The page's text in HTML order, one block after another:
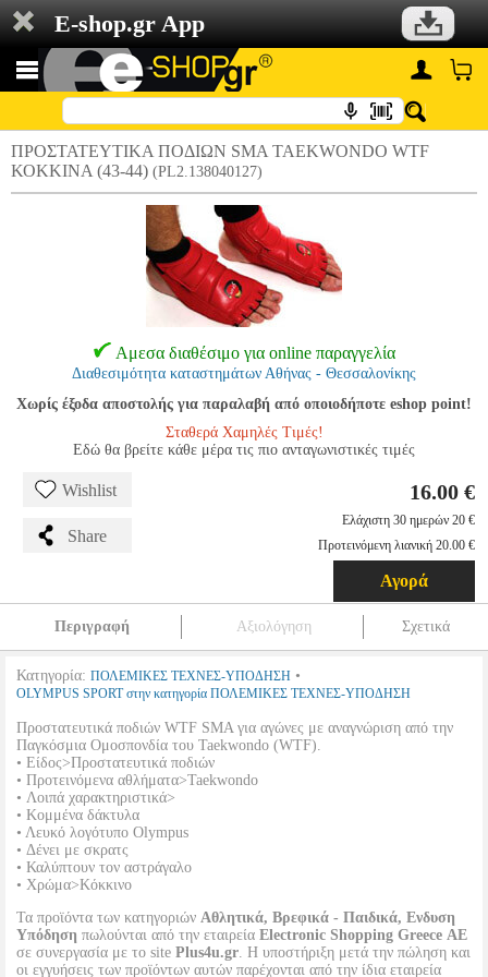
E-shop.gr App
ΠΡΟΣΤΑΤΕΥΤΙΚΑ ΠΟΔΙΩΝ SMA TAEKWONDO WTF
ΚΟΚΚΙΝΑ (43-44) (PL2.138040127)
Αμεσα διαθέσιμο για online παραγγελία
Διαθεσιμότητα καταστημάτων Αθήνας - Θεσσαλονίκης
Χωρίς έξοδα αποστολής για παραλαβή από οποιοδήποτε eshop point!
Σταθερά Χαμηλές Τιμές!
Εδώ θα βρείτε κάθε μέρα τις πιο ανταγωνιστικές τιμές
Wishlist
Share
16.00 €
Ελάχιστη 30 ημερών 20 €
Προτεινόμενη λιανική 20.00 €
Αγορά
Περιγραφή Αξιολόγηση Σχετικά
Κατηγορία: ΠΟΛΕΜΙΚΕΣ ΤΕΧΝΕΣ-ΥΠΟΔΗΣΗ •
OLYMPUS SPORT στην κατηγορία ΠΟΛΕΜΙΚΕΣ ΤΕΧΝΕΣ-ΥΠΟΔΗΣΗ
Προστατευτικά ποδιών WTF SMA για αγώνες με αναγνώριση από την
Παγκόσμια Ομοσπονδία του Taekwondo (WTF).
• Είδος>Προστατευτικά ποδιών
• Προτεινόμενα αθλήματα>Taekwondo
• Λοιπά χαρακτηριστικά>
• Κομμένα δάκτυλα
• Λευκό λογότυπο Olympus
• Δένει με σκρατς
• Καλύπτουν τον αστράγαλο
• Χρώμα>Κόκκινο
Τα προϊόντα των κατηγοριών Αθλητικά, Βρεφικά - Παιδικά, Ενδυση
Υπόδηση πωλούνται από την εταιρεία Electronic Shopping Greece ΑΕ
σε συνεργασία με το site Plus4u.gr. Η υποστήριξη μετά την πώληση και
οι εγγυήσεις των προϊόντων αυτών παρέχονται από την ίδια εταιρεία